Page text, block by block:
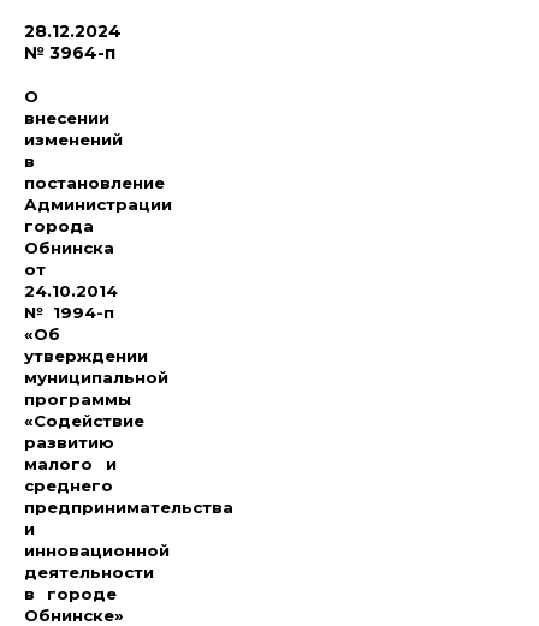
28.12.2024
№ 3964-п
О
внесении
изменений
в
постановление
Администрации
города
Обнинска
от
24.10.2014
№ 1994-п
«Об
утверждении
муниципальной
программы
«Содействие
развитию
малого
и
среднего
предпринимательства
и
инновационной
деятельности
в городе
Обнинске»